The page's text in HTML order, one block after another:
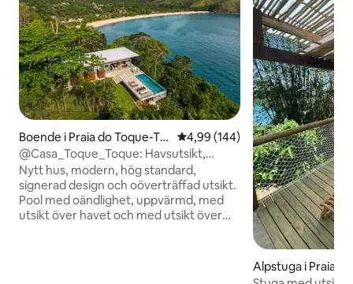
Boende i Praia do Toque-To
que Grande
4,99 av 5 i genomsnittligt
4,99 (144)
@Casa_Toque_Toque: Havsutsikt,
uppvärmd infinitypool.
Nytt hus, modern, hög standard,
signerad design och oöverträffad utsikt.
Pool med oändlighet, uppvärmd, med
utsikt över havet och med utsikt över
Alpstuga i Praia